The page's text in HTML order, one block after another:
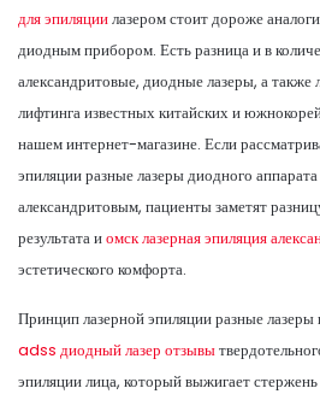
для эпиляциилазером стоит дороже
диодным прибором. Есть разница и в
александритовые, диодные лазеры, а
лифтинга известных китайских и
нашем интернет-магазине. Если
эпиляции разные лазеры диодного
александритовым, пациенты заметят
результата иомск лазерная эпиляция
эстетического комфорта.
Принцип лазерной эпиляции разные лазеры
adss диодный лазер отзывы
эпиляции лица, который выжигает